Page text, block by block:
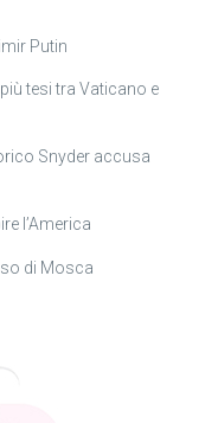
Putin
tesi tra Vaticano e
Snyder accusa
l’America
di Mosca